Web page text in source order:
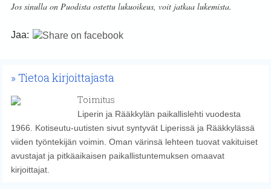
Jos sinulla on Puodista ostettu lukuoikeus, voit jatkaa lukemista.
Jaa:
Tietoa kirjoittajasta
Toimitus
Liperin ja Rääkkylän paikallislehti vuodesta
1966. Kotiseutu-uutisten sivut syntyvät Liperissä ja Rääkkylässä
viiden työntekijän voimin. Oman värinsä lehteen tuovat vakituiset
avustajat ja pitkäaikaisen paikallistuntemuksen omaavat
kirjoittajat.